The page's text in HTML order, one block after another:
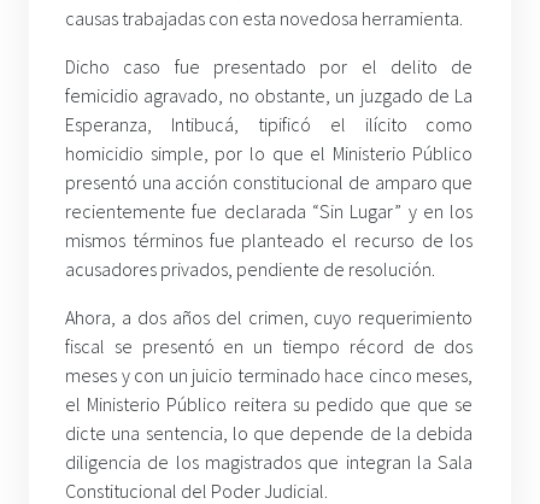
causas trabajadas con esta novedosa herramienta.
Dicho caso fue presentado por el delito de
femicidio agravado, no obstante, un juzgado de La
Esperanza, Intibucá, tipificó el ilícito como
homicidio simple, por lo que el Ministerio Público
presentó una acción constitucional de amparo que
recientemente fue declarada “Sin Lugar” y en los
mismos términos fue planteado el recurso de los
acusadores privados, pendiente de resolución.
Ahora, a dos años del crimen, cuyo requerimiento
fiscal se presentó en un tiempo récord de dos
meses y con un juicio terminado hace cinco meses,
el Ministerio Público reitera su pedido que que se
dicte una sentencia, lo que depende de la debida
diligencia de los magistrados que integran la Sala
Constitucional del Poder Judicial.